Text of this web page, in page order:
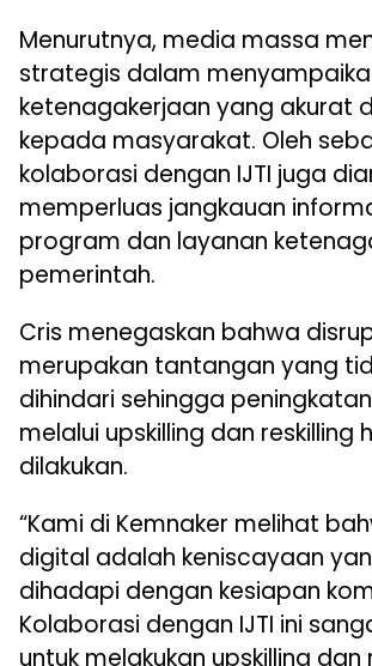
Menurutnya, media massa
strategis dalam
ketenagakerjaan yang akurat
kepada masyarakat. Oleh
kolaborasi dengan IJTI juga
memperluas jangkauan
program dan layanan
pemerintah.
Cris menegaskan bahwa
merupakan tantangan yang
dihindari sehingga
melalui upskilling dan reskilling
dilakukan.
“Kami di Kemnaker melihat
digital adalah keniscayaan
dihadapi dengan kesiapan
Kolaborasi dengan IJTI ini
untuk melakukan upskilling dan